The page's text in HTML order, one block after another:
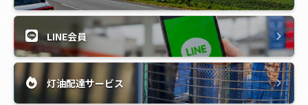
LINE会員
灯油配達サービス